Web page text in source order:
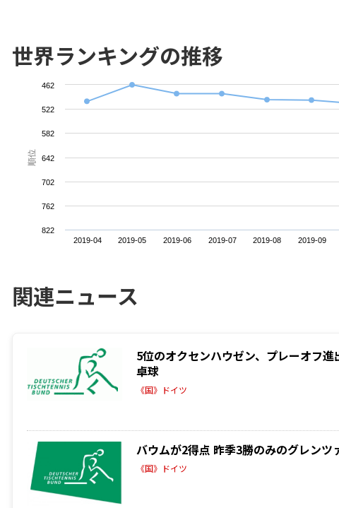
世界ランキングの推移
順位
2019-04 2019-05 2019-06 2019-07 2019-08 2019-09
462
522
582
642
702
762
822
関連ニュース
5位のオクセンハウゼン、プレーオフ
卓球
《国》ドイツ
バウムが2得点 昨季3勝のみのグレン
《国》ドイツ